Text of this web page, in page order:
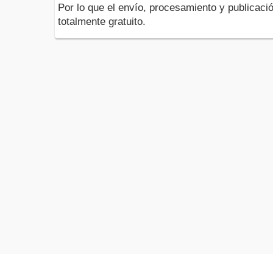
Por lo que el envío, procesamiento y
totalmente gratuito.